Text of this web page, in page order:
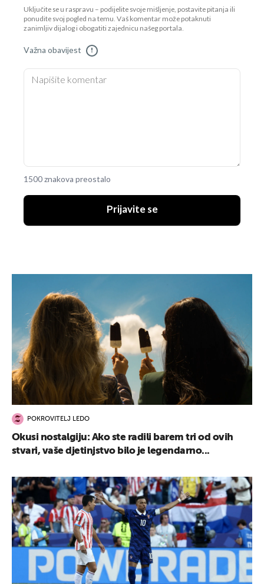
Uključite se u raspravu – podijelite svoje mišljenje, postavite pitanja ili
ponudite svoj pogled na temu. Vaš komentar može potaknuti
zanimljiv dijalog i obogatiti zajednicu našeg portala.
Važna obavijest !
1500 znakova preostalo
Prijavite se
POKROVITELJ LEDO
Okusi nostalgiju: Ako ste radili barem tri od ovih
stvari, vaše djetinjstvo bilo je legendarno...